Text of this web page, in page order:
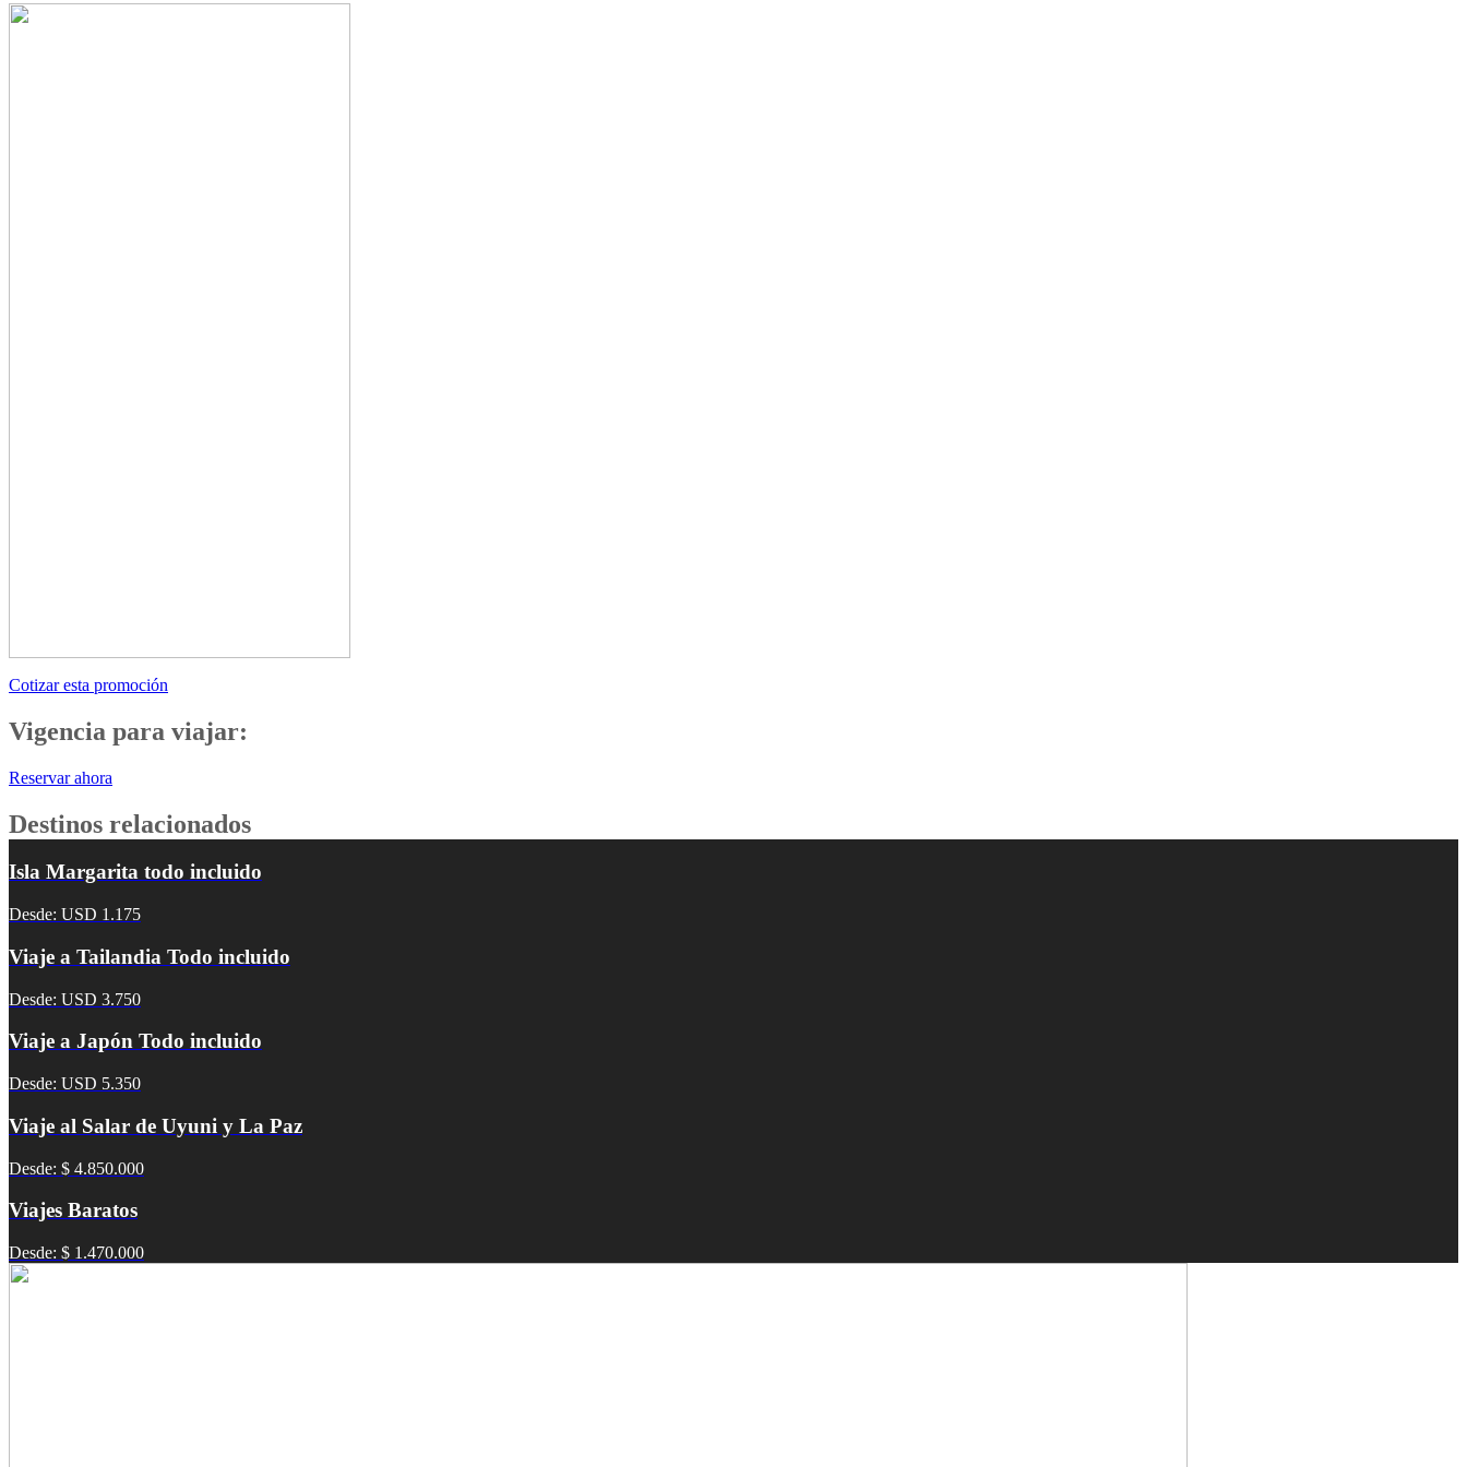
Cotizar esta promoción
Vigencia para viajar:
Reservar ahora
Destinos relacionados
Isla Margarita todo incluido
Desde: USD 1.175
Viaje a Tailandia Todo incluido
Desde: USD 3.750
Viaje a Japón Todo incluido
Desde: USD 5.350
Viaje al Salar de Uyuni y La Paz
Desde: $ 4.850.000
Viajes Baratos
Desde: $ 1.470.000